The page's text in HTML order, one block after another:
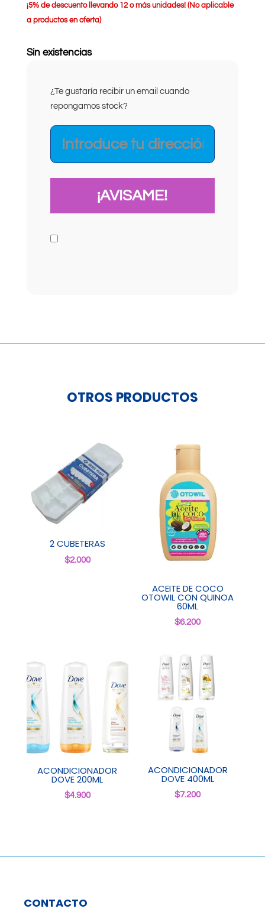
¡5% de descuento llevando 12 o más unidades! (No aplicable
a productos en oferta)
Sin existencias
¿Te gustaría recibir un email cuando
repongamos stock?
OTROS PRODUCTOS
2 CUBETERAS
$2.000
ACEITE DE COCO
OTOWIL CON QUINOA
60ML
$6.200
ACONDICIONADOR
DOVE 200ML
$4.900
ACONDICIONADOR
DOVE 400ML
$7.200
CONTACTO